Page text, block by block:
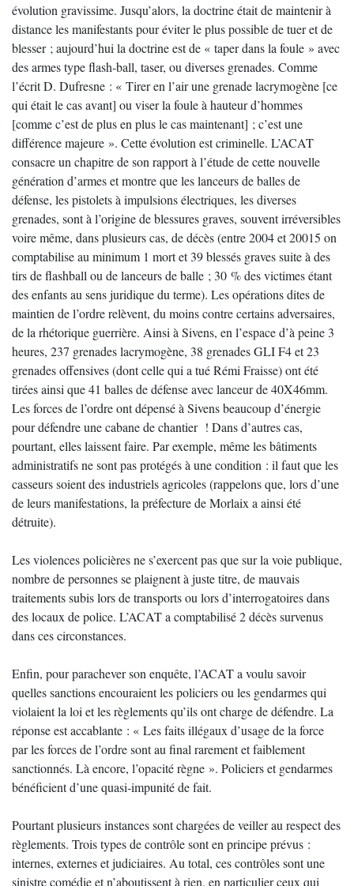
évolution gravissime. Jusqu’alors, la doctrine était de maintenir à
distance les manifestants pour éviter le plus possible de tuer et de
blesser ; aujourd’hui la doctrine est de « taper dans la foule » avec
des armes type flash-ball, taser, ou diverses grenades. Comme
l’écrit D. Dufresne : « Tirer en l’air une grenade lacrymogène [ce
qui était le cas avant] ou viser la foule à hauteur d’hommes
[comme c’est de plus en plus le cas maintenant] ; c’est une
différence majeure ». Cette évolution est criminelle. L’ACAT
consacre un chapitre de son rapport à l’étude de cette nouvelle
génération d’armes et montre que les lanceurs de balles de
défense, les pistolets à impulsions électriques, les diverses
grenades, sont à l’origine de blessures graves, souvent irréversibles
voire même, dans plusieurs cas, de décès (entre 2004 et 20015 on
comptabilise au minimum 1 mort et 39 blessés graves suite à des
tirs de flashball ou de lanceurs de balle ; 30 % des victimes étant
des enfants au sens juridique du terme). Les opérations dites de
maintien de l’ordre relèvent, du moins contre certains adversaires,
de la rhétorique guerrière. Ainsi à Sivens, en l’espace d’à peine 3
heures, 237 grenades lacrymogène, 38 grenades GLI F4 et 23
grenades offensives (dont celle qui a tué Rémi Fraisse) ont été
tirées ainsi que 41 balles de défense avec lanceur de 40X46mm.
Les forces de l’ordre ont dépensé à Sivens beaucoup d’énergie
pour défendre une cabane de chantier ! Dans d’autres cas,
pourtant, elles laissent faire. Par exemple, même les bâtiments
administratifs ne sont pas protégés à une condition : il faut que les
casseurs soient des industriels agricoles (rappelons que, lors d’une
de leurs manifestations, la préfecture de Morlaix a ainsi été
détruite).
Les violences policières ne s’exercent pas que sur la voie publique,
nombre de personnes se plaignent à juste titre, de mauvais
traitements subis lors de transports ou lors d’interrogatoires dans
des locaux de police. L’ACAT a comptabilisé 2 décès survenus
dans ces circonstances.
Enfin, pour parachever son enquête, l’ACAT a voulu savoir
quelles sanctions encouraient les policiers ou les gendarmes qui
violaient la loi et les règlements qu’ils ont charge de défendre. La
réponse est accablante : « Les faits illégaux d’usage de la force
par les forces de l’ordre sont au final rarement et faiblement
sanctionnés. Là encore, l’opacité règne ». Policiers et gendarmes
bénéficient d’une quasi-impunité de fait.
Pourtant plusieurs instances sont chargées de veiller au respect des
règlements. Trois types de contrôle sont en principe prévus :
internes, externes et judiciaires. Au total, ces contrôles sont une
sinistre comédie et n’aboutissent à rien, en particulier ceux qui